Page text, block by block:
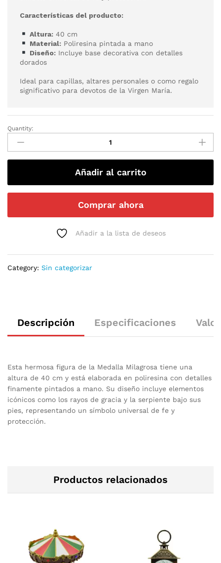
Características del producto:
Altura:40 cm
Material:Poliresina pintada a mano
Diseño:Incluye base decorativa con detalles
dorados
Ideal para capillas, altares personales o como regalo
significativo para devotos de la Virgen María.
Quantity:
Añadir al carrito
Comprar ahora
Añadir a la lista de deseos
Category: Sin categorizar
Descripción Especificaciones
Esta hermosa figura de la Medalla Milagrosa tiene una
altura de 40 cm y está elaborada en poliresina con detalles
finamente pintados a mano. Su diseño incluye elementos
icónicos como los rayos de gracia y la serpiente bajo sus
pies, representando un símbolo universal de fe y
protección.
Productos relacionados